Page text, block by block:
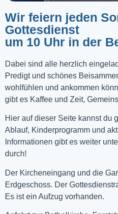
Wir feiern jeden
Gottesdienst
um 10 Uhr in der
Dabei sind alle herzlich
Predigt und schönes
wohlfühlen und ankommen
gibt es Kaffee und Zeit,
Hier auf dieser Seite kannst du
Ablauf, Kinderprogramm und
Informationen gibt es weiter
durch!
Der Kircheneingang und die
Erdgeschoss. Der
Es ist ein Aufzug vorhanden.